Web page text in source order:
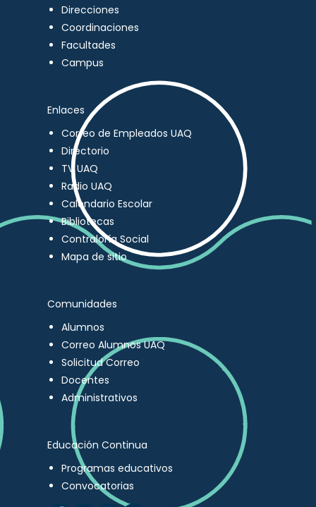
Direcciones
Coordinaciones
Facultades
Campus
Enlaces
Correo de Empleados UAQ
Directorio
TV UAQ
Radio UAQ
Calendario Escolar
Bibliotecas
Contraloría Social
Mapa de sitio
Comunidades
Alumnos
Correo Alumnos UAQ
Solicitud Correo
Docentes
Administrativos
Educación Continua
Programas educativos
Convocatorias